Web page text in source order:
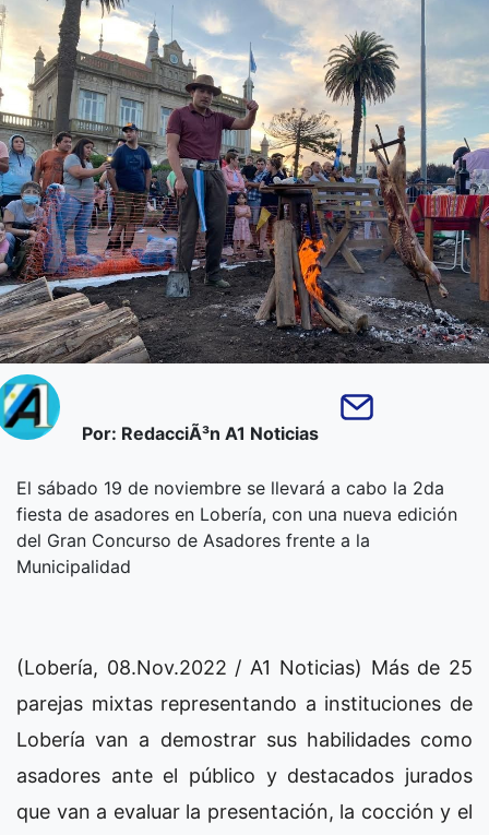
Por: RedacciÃ³n A1 Noticias
El sábado 19 de noviembre se llevará a cabo la 2da
fiesta de asadores en Lobería, con una nueva edición
del Gran Concurso de Asadores frente a la
Municipalidad
(Lobería, 08.Nov.2022 / A1 Noticias) Más de 25
parejas mixtas representando a instituciones de
Lobería van a demostrar sus habilidades como
asadores ante el público y destacados jurados
que van a evaluar la presentación, la cocción y el